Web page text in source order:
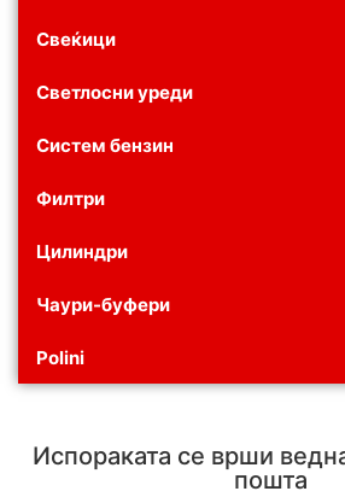
Свеќици
Светлосни уреди
Систем бензин
Филтри
Цилиндри
Чаури-буфери
Polini
Испораката се врши
пошта